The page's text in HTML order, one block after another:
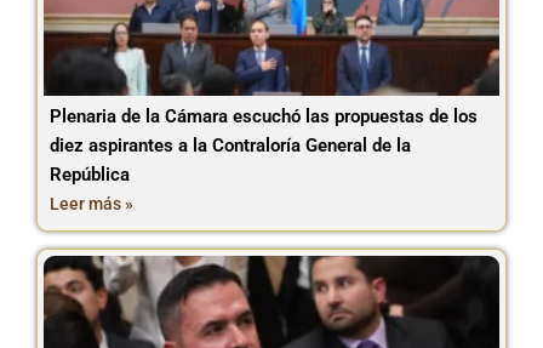
Plenaria de la Cámara escuchó las propuestas de los
diez aspirantes a la Contraloría General de la
República
Leer más »